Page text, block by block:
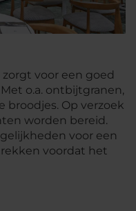
voor een goed
o.a. ontbijtgranen,
broodjes. Op verzoek
worden bereid.
voor een
voordat het